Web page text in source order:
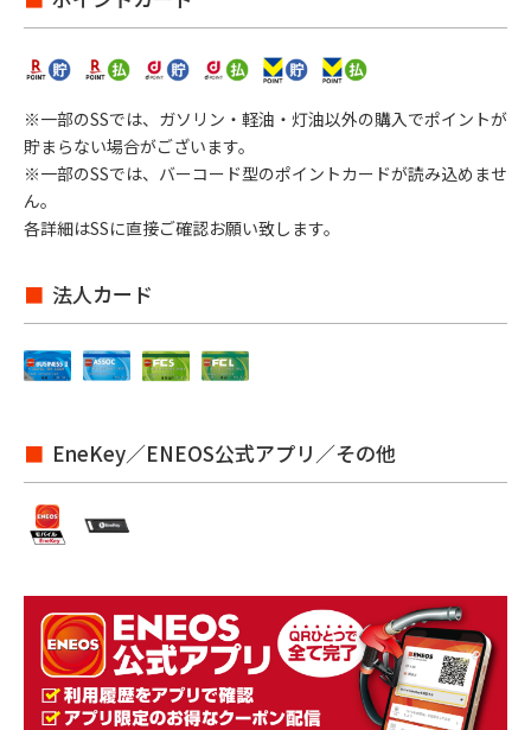
※一部のSSでは、ガソリン・軽油・灯油以外の購入でポイントが
貯まらない場合がございます。
※一部のSSでは、バーコード型のポイントカードが読み込めませ
ん。
各詳細はSSに直接ご確認お願い致します。
法人カード
EneKey／ENEOS公式アプリ／その他